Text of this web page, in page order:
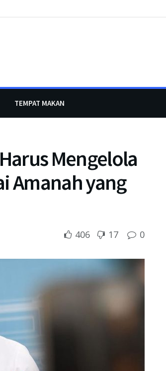
TEMPAT MAKAN
Mengelola
Amanah yang
406 17 0